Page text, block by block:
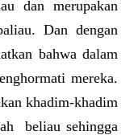
dan merupakan
Dan dengan
bahwa dalam
mereka.
khadim-khadim
beliau sehingga